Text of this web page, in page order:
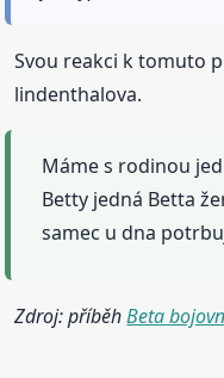
Svou reakci k tomuto
lindenthalova.
Máme s rodinou
Betty jedná Betta
samec u dna
Zdroj: příběhBeta